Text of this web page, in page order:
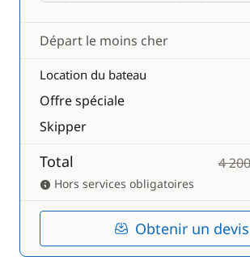
Départ le moins cher
Location du bateau
Offre spéciale
Skipper
Total 4
Hors services obligatoires
Obtenir un devis